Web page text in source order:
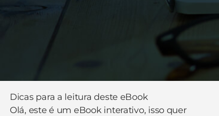
Dicas para a leitura deste eBook
Olá, este é um eBook interativo, isso quer